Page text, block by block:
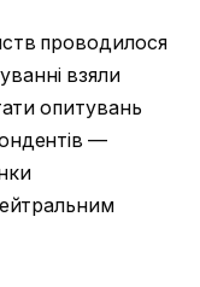
проводилося
взяли
опитувань
—